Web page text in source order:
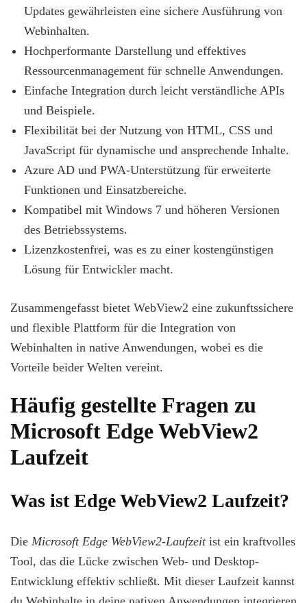
Updates gewährleisten eine sichere Ausführung von
Webinhalten.
Hochperformante Darstellung und effektives
Ressourcenmanagement für schnelle Anwendungen.
Einfache Integration durch leicht verständliche APIs
und Beispiele.
Flexibilität bei der Nutzung von HTML, CSS und
JavaScript für dynamische und ansprechende Inhalte.
Azure AD und PWA-Unterstützung für erweiterte
Funktionen und Einsatzbereiche.
Kompatibel mit Windows 7 und höheren Versionen
des Betriebssystems.
Lizenzkostenfrei, was es zu einer kostengünstigen
Lösung für Entwickler macht.
Zusammengefasst bietet WebView2 eine zukunftssichere
und flexible Plattform für die Integration von
Webinhalten in native Anwendungen, wobei es die
Vorteile beider Welten vereint.
Häufig gestellte Fragen zu
Microsoft Edge WebView2
Laufzeit
Was ist Edge WebView2 Laufzeit?
Die Microsoft Edge WebView2-Laufzeitist ein kraftvolles
Tool, das die Lücke zwischen Web- und Desktop-
Entwicklung effektiv schließt. Mit dieser Laufzeit kannst